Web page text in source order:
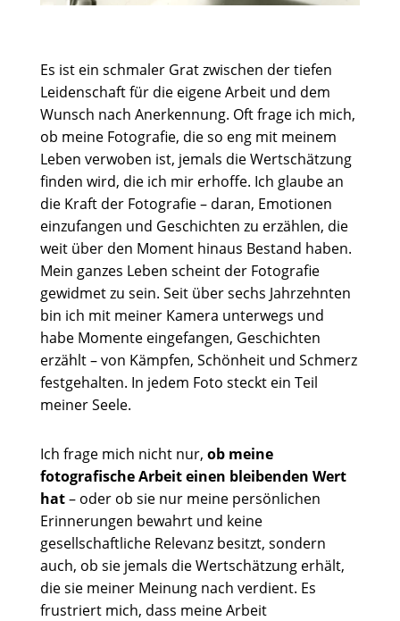
Es ist ein schmaler Grat zwischen der tiefen
Leidenschaft für die eigene Arbeit und dem
Wunsch nach Anerkennung. Oft frage ich mich,
ob meine Fotografie, die so eng mit meinem
Leben verwoben ist, jemals die Wertschätzung
finden wird, die ich mir erhoffe. Ich glaube an
die Kraft der Fotografie – daran, Emotionen
einzufangen und Geschichten zu erzählen, die
weit über den Moment hinaus Bestand haben.
Mein ganzes Leben scheint der Fotografie
gewidmet zu sein. Seit über sechs Jahrzehnten
bin ich mit meiner Kamera unterwegs und
habe Momente eingefangen, Geschichten
erzählt – von Kämpfen, Schönheit und Schmerz
festgehalten. In jedem Foto steckt ein Teil
meiner Seele.
Ich frage mich nicht nur, ob meine
fotografische Arbeit einen bleibenden Wert
hat– oder ob sie nur meine persönlichen
Erinnerungen bewahrt und keine
gesellschaftliche Relevanz besitzt, sondern
auch, ob sie jemals die Wertschätzung erhält,
die sie meiner Meinung nach verdient. Es
frustriert mich, dass meine Arbeit